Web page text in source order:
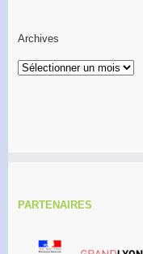
Archives
Archives
PARTENAIRES